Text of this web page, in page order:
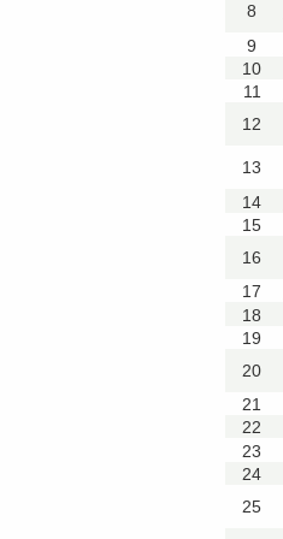
8
9
10
11
12
13
14
15
16
17
18
19
20
21
22
23
24
25